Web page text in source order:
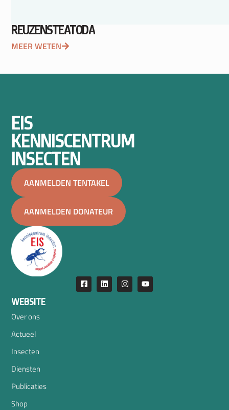
REUZENSTEATODA
MEER WETEN
EIS
KENNISCENTRUM
INSECTEN
AANMELDEN TENTAKEL
AANMELDEN DONATEUR
WEBSITE
Over ons
Actueel
Insecten
Diensten
Publicaties
Shop